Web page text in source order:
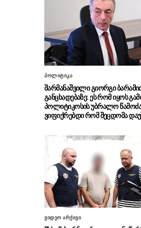
პოლიტიკა
შარმანაშვილი გიორგი
განცხადებაზე: ეს რომ იყოს
პოლიტიკოსის უბრალო
ვიფიქრებდი რომ შეცდომა
ვიდეო არქივი